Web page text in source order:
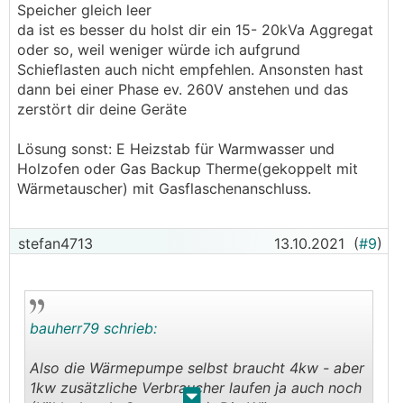
Speicher gleich leer
da ist es besser du holst dir ein 15- 20kVa Aggregat
oder so, weil weniger würde ich aufgrund
Schieflasten auch nicht empfehlen. Ansonsten hast
dann bei einer Phase ev. 260V anstehen und das
zerstört dir deine Geräte
Lösung sonst: E Heizstab für Warmwasser und
Holzofen oder Gas Backup Therme(gekoppelt mit
Wärmetauscher) mit Gasflaschenanschluss.
stefan4713 13.10.2021 (#9)
.
bauherr79 schrieb:
Also die Wärmepumpe selbst braucht 4kw - aber
1kw zusätzliche Verbraucher laufen ja auch noch